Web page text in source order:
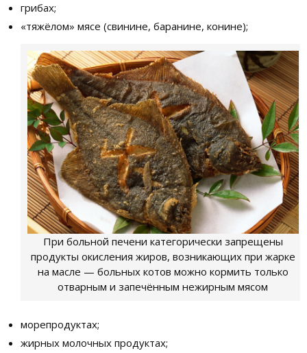
грибах;
«тяжёлом» мясе (свинине, баранине, конине);
При больной печени категорически запрещены
продукты окисления жиров, возникающих при жарке
на масле — больных котов можно кормить только
отварным и запечённым нежирным мясом
морепродуктах;
жирных молочных продуктах;